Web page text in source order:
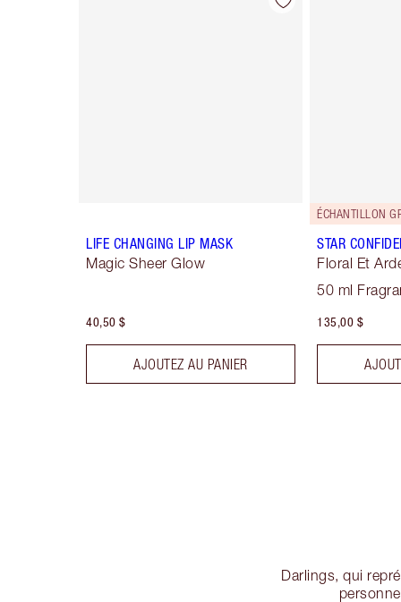
LIFE CHANGING LIP MASK
Magic Sheer Glow
40,50 $
AJOUTEZ AU PANIER
ÉCHANTILLON
STAR
Floral Et
50 ml
135,00 $
Darlings, qui